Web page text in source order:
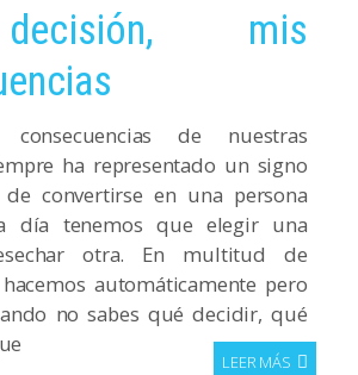
mis
de nuestras
ha representado un signo
convertirse en una persona
día tenemos que elegir una
otra. En multitud de
automáticamente pero
no sabes qué decidir, qué
LEER MÁS